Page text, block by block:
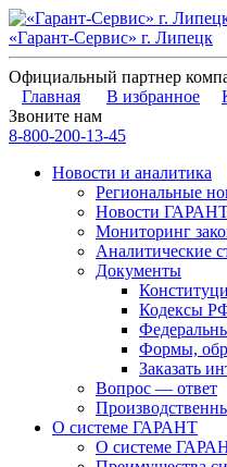
«Гарант-Сервис» г. Липецк
Официальный партнер
Главная
В избранное
Звоните нам
8-800-200-13-45
Новости и аналитика
Региональные
Новости
Мониторинг
Аналитические
Документы
Кодексы
Формы,
Заказать
Вопрос — ответ
О системе ГАРАНТ
О системе